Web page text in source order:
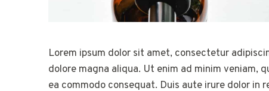
Lorem ipsum dolor sit amet, consectetur
dolore magna aliqua. Ut enim ad minim veniam,
ea commodo consequat. Duis aute irure dolor